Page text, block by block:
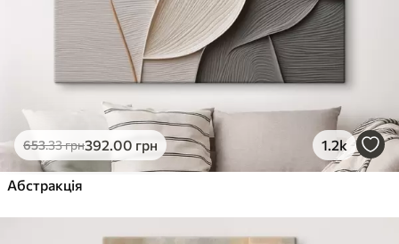
653.33грн392.00 грн 1.2k
Абстракція